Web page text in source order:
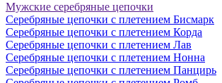
Мужские серебряные цепочки
Серебряные цепочки с плетением Бисмарк
Серебряные цепочки с плетением Корда
Серебряные цепочки с плетением Лав
Серебряные цепочки с плетением Нонна
Серебряные цепочки с плетением Панцирь